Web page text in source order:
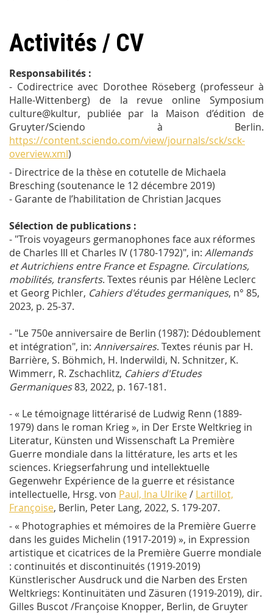
Activités / CV
Responsabilités :
- Codirectrice avec Dorothee Röseberg (professeur à
Halle-Wittenberg) de la revue online Symposium
culture@kultur, publiée par la Maison d’édition de
Gruyter/Sciendo à Berlin.
https://content.sciendo.com/view/journals/sck/sck-
overview.xml)
- Directrice de la thèse en cotutelle de Michaela
Bresching (soutenance le 12 décembre 2019)
- Garante de l’habilitation de Christian Jacques
Sélection de publications :
- "Trois voyageurs germanophones face aux réformes
de Charles III et Charles IV (1780-1792)", in: Allemands
et Autrichiens entre France et Espagne. Circulations,
mobilités, transferts. Textes réunis par Hélène Leclerc
et Georg Pichler, Cahiers d'études germaniques, n° 85,
2023, p. 25-37.
- "Le 750e anniversaire de Berlin (1987): Dédoublement
et intégration", in: Anniversaires. Textes réunis par H.
Barrière, S. Böhmich, H. Inderwildi, N. Schnitzer, K.
Wimmerr, R. Zschachlitz, Cahiers d'Etudes
Germaniques83, 2022, p. 167-181.
- « Le témoignage littérarisé de Ludwig Renn (1889-
1979) dans le roman Krieg », in Der Erste Weltkrieg in
Literatur, Künsten und Wissenschaft La Première
Guerre mondiale dans la littérature, les arts et les
sciences. Kriegserfahrung und intellektuelle
Gegenwehr Expérience de la guerre et résistance
intellectuelle, Hrsg. von Paul, Ina Ulrike/ Lartillot,
Françoise, Berlin, Peter Lang, 2022, S. 179-207.
- « Photographies et mémoires de la Première Guerre
dans les guides Michelin (1917-2019) », in Expression
artistique et cicatrices de la Première Guerre mondiale
: continuités et discontinuités (1919-2019)
Künstlerischer Ausdruck und die Narben des Ersten
Weltkriegs: Kontinuitäten und Zäsuren (1919-2019), dir.
Gilles Buscot /Françoise Knopper, Berlin, de Gruyter